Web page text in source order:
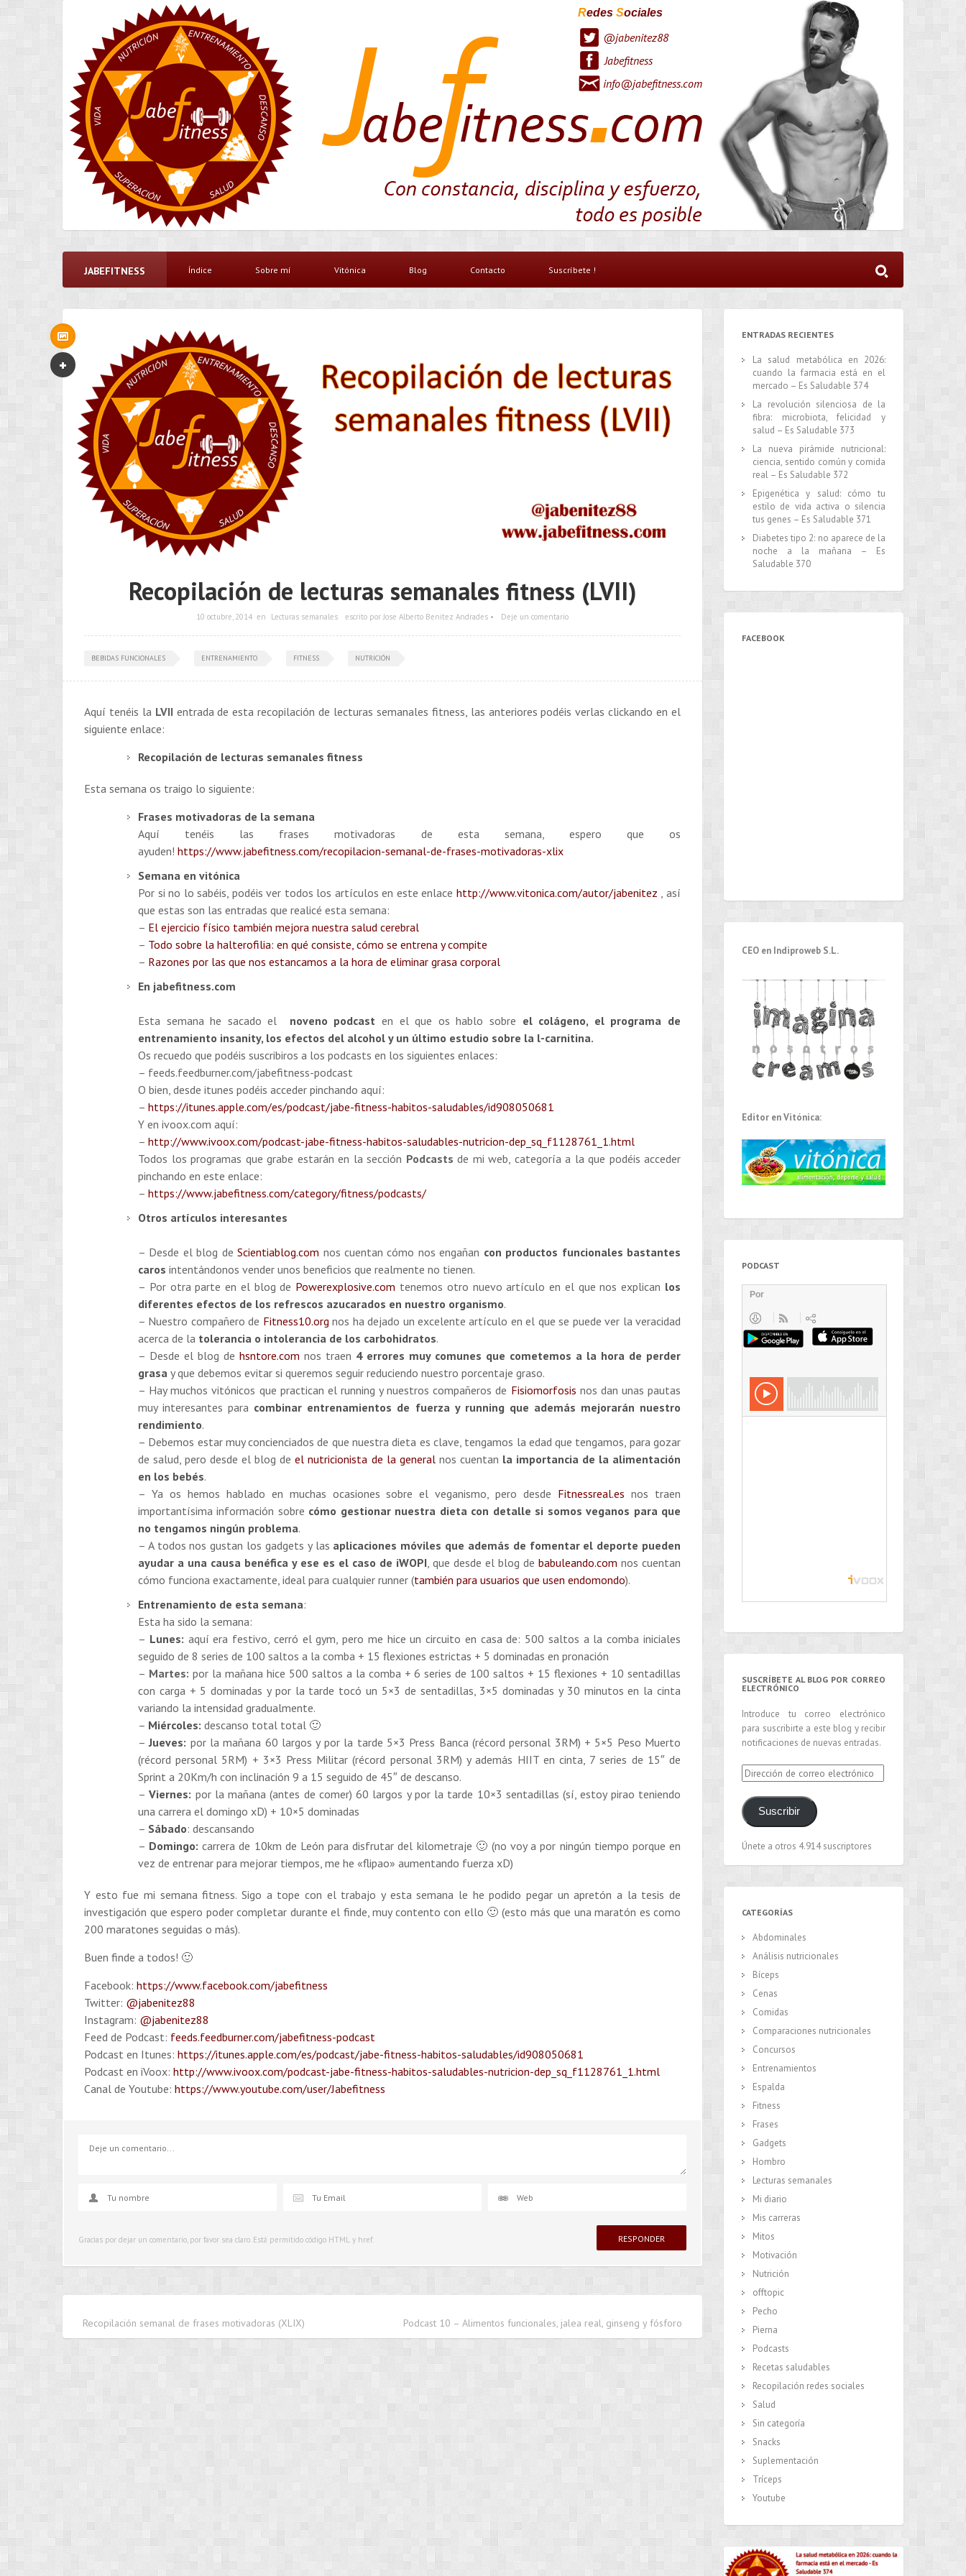
Redes Sociales
@jabenitez88
Jabefitness
info@jabefitness.com
JABEFITNESS Índice Sobre mí Vitónica Blog Contacto Suscríbete !
Recopilación de lecturas semanales fitness (LVII)
10 octubre, 2014 en Lecturas semanales escrito por Jose Alberto Benítez Andrades • Deje un comentario
BEBIDAS FUNCIONALES ENTRENAMIENTO FITNESS NUTRICIÓN
Aquí tenéis la LVII entrada de esta recopilación de lecturas semanales fitness, las anteriores podéis verlas clickando en el
siguiente enlace:
Recopilación de lecturas semanales fitness
Esta semana os traigo lo siguiente:
Frases motivadoras de la semana
Aquí tenéis las frases motivadoras de esta semana, espero que os
ayuden! https://www.jabefitness.com/recopilacion-semanal-de-frases-motivadoras-xlix
Semana en vitónica
Por si no lo sabéis, podéis ver todos los artículos en este enlace http://www.vitonica.com/autor/jabenitez , así
que estas son las entradas que realicé esta semana:
– El ejercicio físico también mejora nuestra salud cerebral
– Todo sobre la halterofilia: en qué consiste, cómo se entrena y compite
– Razones por las que nos estancamos a la hora de eliminar grasa corporal
En jabefitness.com
Esta semana he sacado el noveno podcast en el que os hablo sobre el colágeno, el programa de
entrenamiento insanity, los efectos del alcohol y un último estudio sobre la l-carnitina.
Os recuedo que podéis suscribiros a los podcasts en los siguientes enlaces:
– feeds.feedburner.com/jabefitness-podcast
O bien, desde itunes podéis acceder pinchando aquí:
– https://itunes.apple.com/es/podcast/jabe-fitness-habitos-saludables/id908050681
Y en ivoox.com aquí:
– http://www.ivoox.com/podcast-jabe-fitness-habitos-saludables-nutricion-dep_sq_f1128761_1.html
Todos los programas que grabe estarán en la sección Podcasts de mi web, categoría a la que podéis acceder
pinchando en este enlace:
– https://www.jabefitness.com/category/fitness/podcasts/
Otros artículos interesantes
– Desde el blog deScientiablog.com nos cuentan cómo nos engañan con productos funcionales bastantes
caros intentándonos vender unos beneficios que realmente no tienen.
– Por otra parte en el blog de Powerexplosive.com tenemos otro nuevo artículo en el que nos explican los
diferentes efectos de los refrescos azucarados en nuestro organismo.
– Nuestro compañero de Fitness10.org nos ha dejado un excelente artículo en el que se puede ver la veracidad
acerca de la tolerancia o intolerancia de los carbohidratos.
– Desde el blog de hsntore.com nos traen 4 errores muy comunes que cometemos a la hora de perder
grasa y que debemos evitar si queremos seguir reduciendo nuestro porcentaje graso.
– Hay muchos vitónicos que practican el running y nuestros compañeros de Fisiomorfosis nos dan unas pautas
muy interesantes para combinar entrenamientos de fuerza y running que además mejorarán nuestro
rendimiento.
– Debemos estar muy concienciados de que nuestra dieta es clave, tengamos la edad que tengamos, para gozar
de salud, pero desde el blog deel nutricionista de la generalnos cuentan la importancia de la alimentación
en los bebés.
– Ya os hemos hablado en muchas ocasiones sobre el veganismo, pero desde Fitnessreal.es nos traen
importantísima información sobre cómo gestionar nuestra dieta con detalle si somos veganos para que
no tengamos ningún problema.
– A todos nos gustan los gadgets y las aplicaciones móviles que además de fomentar el deporte pueden
ayudar a una causa benéfica y ese es el caso de iWOPI, que desde el blog de babuleando.com nos cuentan
cómo funciona exactamente, ideal para cualquier runner (también para usuarios que usen endomondo).
Entrenamiento de esta semana:
Esta ha sido la semana:
– Lunes: aquí era festivo, cerró el gym, pero me hice un circuito en casa de: 500 saltos a la comba iniciales
seguido de 8 series de 100 saltos a la comba + 15 flexiones estrictas + 5 dominadas en pronación
– Martes: por la mañana hice 500 saltos a la comba + 6 series de 100 saltos + 15 flexiones + 10 sentadillas
con carga + 5 dominadas y por la tarde tocó un 5×3 de sentadillas, 3×5 dominadas y 30 minutos en la cinta
variando la intensidad gradualmente.
– Miércoles: descanso total total 🙂
–Jueves: por la mañana 60 largos y por la tarde 5×3 Press Banca (récord personal 3RM) + 5×5 Peso Muerto
(récord personal 5RM) + 3×3 Press Militar (récord personal 3RM) y además HIIT en cinta, 7 series de 15″ de
Sprint a 20Km/h con inclinación 9 a 15 seguido de 45″ de descanso.
–Viernes: por la mañana (antes de comer) 60 largos y por la tarde 10×3 sentadillas (sí, estoy pirao teniendo
una carrera el domingo xD) + 10×5 dominadas
– Sábado: descansando
– Domingo:carrera de 10km de León para disfrutar del kilometraje 🙂 (no voy a por ningún tiempo porque en
vez de entrenar para mejorar tiempos, me he «flipao» aumentando fuerza xD)
Y esto fue mi semana fitness. Sigo a tope con el trabajo y esta semana le he podido pegar un apretón a la tesis de
investigación que espero poder completar durante el finde, muy contento con ello 🙂 (esto más que una maratón es como
200 maratones seguidas o más).
Buen finde a todos! 🙂
Facebook: https://www.facebook.com/jabefitness
Twitter: @jabenitez88
Instagram: @jabenitez88
Feed de Podcast: feeds.feedburner.com/jabefitness-podcast
Podcast en Itunes: https://itunes.apple.com/es/podcast/jabe-fitness-habitos-saludables/id908050681
Podcast en iVoox: http://www.ivoox.com/podcast-jabe-fitness-habitos-saludables-nutricion-dep_sq_f1128761_1.html
Canal de Youtube: https://www.youtube.com/user/Jabefitness
Gracias por dejar un comentario, por favor sea claro. Está permitido código HTML y href.
Recopilación semanal de frases motivadoras (XLIX) Podcast 10 – Alimentos funcionales, jalea real, ginseng y fósforo
ENTRADAS RECIENTES
La salud metabólica en 2026:
cuando la farmacia está en el
mercado – Es Saludable 374
La revolución silenciosa de la
fibra: microbiota, felicidad y
salud – Es Saludable 373
La nueva pirámide nutricional:
ciencia, sentido común y comida
real – Es Saludable 372
Epigenética y salud: cómo tu
estilo de vida activa o silencia
tus genes – Es Saludable 371
Diabetes tipo 2: no aparece de la
noche a la mañana – Es
Saludable 370
FACEBOOK
CEO en Indiproweb S.L.
Editor en Vitónica:
PODCAST
SUSCRÍBETE AL BLOG POR CORREO
ELECTRÓNICO
Introduce tu correo electrónico
para suscribirte a este blog y recibir
notificaciones de nuevas entradas.
Dirección
de
correo
electrónico
Suscribir
Únete a otros 4.914 suscriptores
CATEGORÍAS
Abdominales
Análisis nutricionales
Bíceps
Cenas
Comidas
Comparaciones nutricionales
Concursos
Entrenamientos
Espalda
Fitness
Frases
Gadgets
Hombro
Lecturas semanales
Mi diario
Mis carreras
Mitos
Motivación
Nutrición
offtopic
Pecho
Pierna
Podcasts
Recetas saludables
Recopilación redes sociales
Salud
Sin categoría
Snacks
Suplementación
Tríceps
Youtube